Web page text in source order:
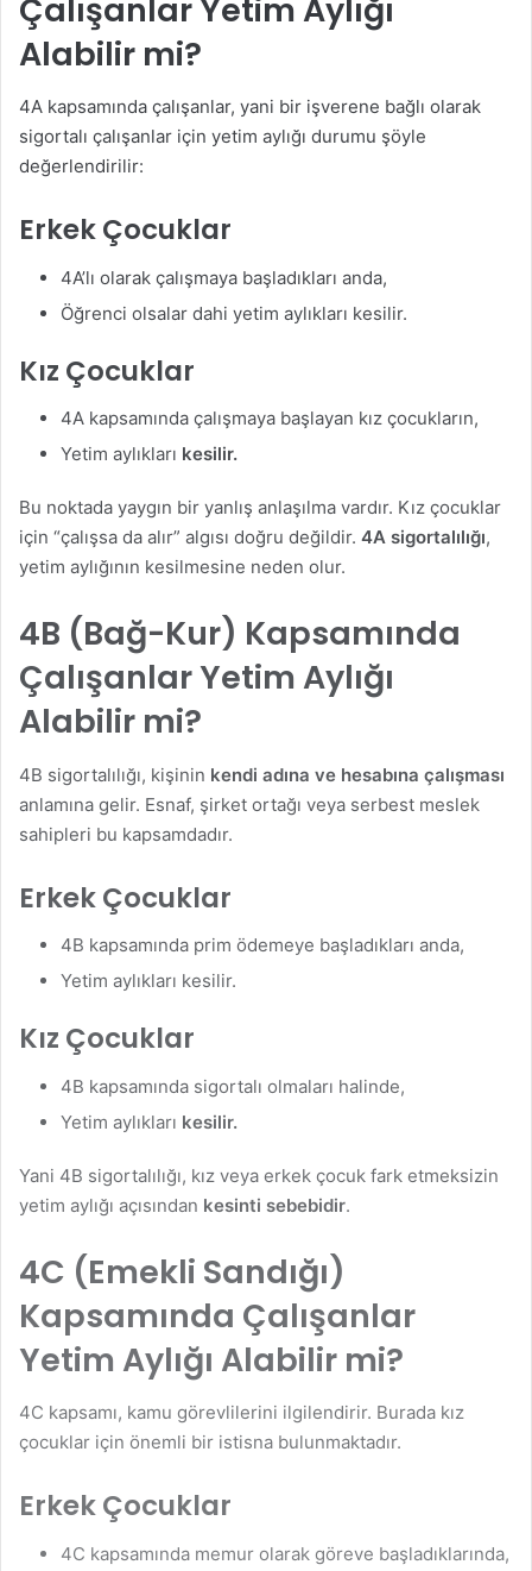
Çalışanlar Yetim Aylığı
Alabilir mi?
4A kapsamında çalışanlar, yani bir işverene bağlı olarak
sigortalı çalışanlar için yetim aylığı durumu şöyle
değerlendirilir:
Erkek Çocuklar
4A’lı olarak çalışmaya başladıkları anda,
Öğrenci olsalar dahi yetim aylıkları kesilir.
Kız Çocuklar
4A kapsamında çalışmaya başlayan kız çocukların,
Yetim aylıkları kesilir.
Bu noktada yaygın bir yanlış anlaşılma vardır. Kız çocuklar
için “çalışsa da alır” algısı doğru değildir. 4A sigortalılığı,
yetim aylığının kesilmesine neden olur.
4B (Bağ-Kur) Kapsamında
Çalışanlar Yetim Aylığı
Alabilir mi?
4B sigortalılığı, kişinin kendi adına ve hesabına çalışması
anlamına gelir. Esnaf, şirket ortağı veya serbest meslek
sahipleri bu kapsamdadır.
Erkek Çocuklar
4B kapsamında prim ödemeye başladıkları anda,
Yetim aylıkları kesilir.
Kız Çocuklar
4B kapsamında sigortalı olmaları halinde,
Yetim aylıkları kesilir.
Yani 4B sigortalılığı, kız veya erkek çocuk fark etmeksizin
yetim aylığı açısından kesinti sebebidir.
4C (Emekli Sandığı)
Kapsamında Çalışanlar
Yetim Aylığı Alabilir mi?
4C kapsamı, kamu görevlilerini ilgilendirir. Burada kız
çocuklar için önemli bir istisna bulunmaktadır.
Erkek Çocuklar
4C kapsamında memur olarak göreve başladıklarında,